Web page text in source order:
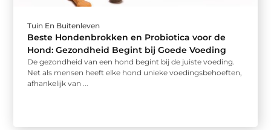
Tuin En Buitenleven
Beste Hondenbrokken en Probiotica voor de
Hond: Gezondheid Begint bij Goede Voeding
De gezondheid van een hond begint bij de juiste voeding.
Net als mensen heeft elke hond unieke voedingsbehoeften,
afhankelijk van ...